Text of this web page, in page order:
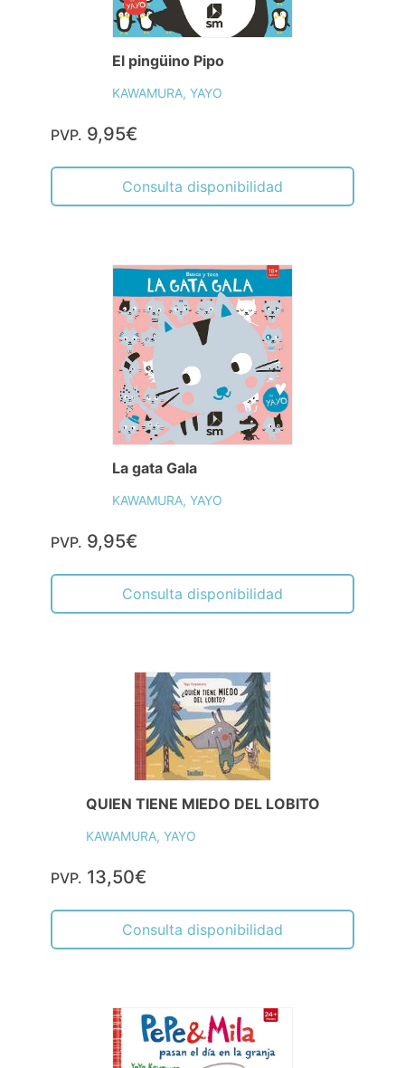
El pingüino Pipo
KAWAMURA, YAYO
PVP. 9,95€
Consulta disponibilidad
La gata Gala
KAWAMURA, YAYO
PVP. 9,95€
Consulta disponibilidad
QUIEN TIENE MIEDO DEL LOBITO
KAWAMURA, YAYO
PVP. 13,50€
Consulta disponibilidad